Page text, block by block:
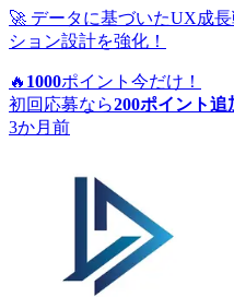
🚀 データに基づいたUX成
ション設計を強化！
🔥 1000ポイント 今だけ！
初回応募なら200ポイント追
3か月前